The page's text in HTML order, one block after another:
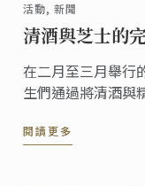
活動, 新聞
清酒與芝士的
在二月至三月舉行
生們通過將清酒與
閱讀更多